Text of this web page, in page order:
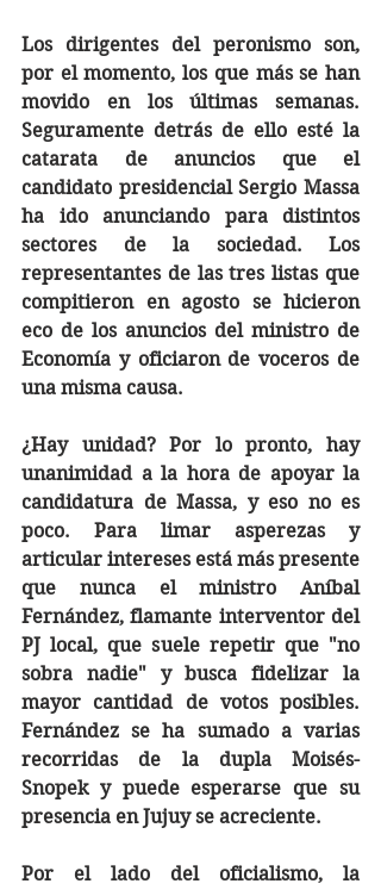
Los dirigentes del peronismo son,
por el momento, los que más se han
movido en los últimas semanas.
Seguramente detrás de ello esté la
catarata de anuncios que el
candidato presidencial Sergio Massa
ha ido anunciando para distintos
sectores de la sociedad. Los
representantes de las tres listas que
compitieron en agosto se hicieron
eco de los anuncios del ministro de
Economía y oficiaron de voceros de
una misma causa.
¿Hay unidad? Por lo pronto, hay
unanimidad a la hora de apoyar la
candidatura de Massa, y eso no es
poco. Para limar asperezas y
articular intereses está más presente
que nunca el ministro Aníbal
Fernández, flamante interventor del
PJ local, que suele repetir que "no
sobra nadie" y busca fidelizar la
mayor cantidad de votos posibles.
Fernández se ha sumado a varias
recorridas de la dupla Moisés-
Snopek y puede esperarse que su
presencia en Jujuy se acreciente.
Por el lado del oficialismo, la